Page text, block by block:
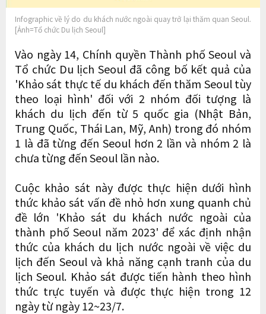
Infographic về lý do du khách nước ngoài quay trở lại thăm quan Seoul.
[Ảnh=Tổ chức Du lịch Seoul]
Vào ngày 14, Chính quyền Thành phố Seoul và
Tổ chức Du lịch Seoul đã công bố kết quả của
'Khảo sát thực tế du khách đến thăm Seoul tùy
theo loại hình' đối với 2 nhóm đối tượng là
khách du lịch đến từ 5 quốc gia (Nhật Bản,
Trung Quốc, Thái Lan, Mỹ, Anh) trong đó nhóm
1 là đã từng đến Seoul hơn 2 lần và nhóm 2 là
chưa từng đến Seoul lần nào.
Cuộc khảo sát này được thực hiện dưới hình
thức khảo sát vấn đề nhỏ hơn xung quanh chủ
đề lớn 'Khảo sát du khách nước ngoài của
thành phố Seoul năm 2023' để xác định nhận
thức của khách du lịch nước ngoài về việc du
lịch đến Seoul và khả năng cạnh tranh của du
lịch Seoul. Khảo sát được tiến hành theo hình
thức trực tuyến và được thực hiện trong 12
ngày từ ngày 12~23/7.